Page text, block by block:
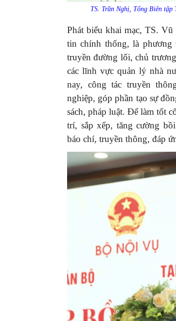
TS. Trần Nghị, Tổng Biên
Phát biểu khai mạc, TS.
tin chính thống, là phương
truyền đường lối, chủ
các lĩnh vực quản lý nhà
nay, công tác truyền
nghiệp, góp phần tạo sự
sách, pháp luật. Để làm tốt
trí, sắp xếp, tăng cường
báo chí, truyền thông, đáp